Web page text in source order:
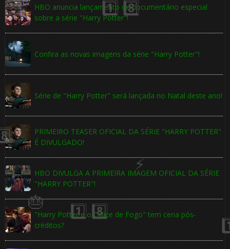
HBO anuncia lançamento de documentário especial
sobre a série "Harry Potter"!
Confira as novas imagens da série "Harry Potter"!
Série de "Harry Potter" será lançada no Natal deste ano!
PRIMEIRO TEASER OFICIAL DA SÉRIE "HARRY POTTER"
É DIVULGADO!
HBO DIVULGA A PRIMEIRA IMAGEM OFICIAL DA SÉRIE
"HARRY POTTER"!
"Harry Potter e o Cálice de Fogo" tem cena pós-
créditos?
🎈
⚡
🎈